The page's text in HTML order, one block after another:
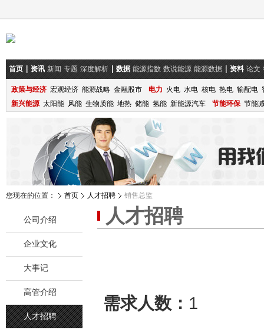
首页 资讯 新闻 专题 深度解析 数据 能源指数 数说能源 能源数据 资料 论文
政策与经济 宏观经济 能源战略 金融股市 电力 火电 水电 核电 热电 输配电
新兴能源 太阳能 风能 生物质能 地热 储能 氢能 新能源汽车 节能环保 节能
您现在的位置： 首页 人才招聘 销售总监
公司介绍
企业文化
大事记
高管介绍
人才招聘
人才招聘
需求人数： 1